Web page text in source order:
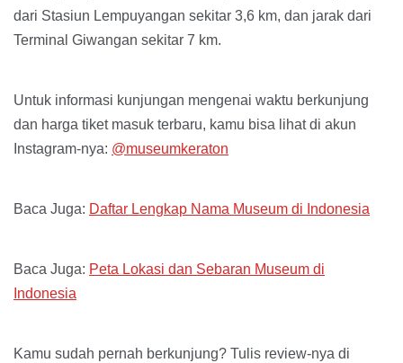
dari Stasiun Lempuyangan sekitar 3,6 km, dan jarak dari
Terminal Giwangan sekitar 7 km.
Untuk informasi kunjungan mengenai waktu berkunjung
dan harga tiket masuk terbaru, kamu bisa lihat di akun
Instagram-nya: @museumkeraton
Baca Juga: Daftar Lengkap Nama Museum di Indonesia
Baca Juga: Peta Lokasi dan Sebaran Museum di
Indonesia
Kamu sudah pernah berkunjung? Tulis review-nya di